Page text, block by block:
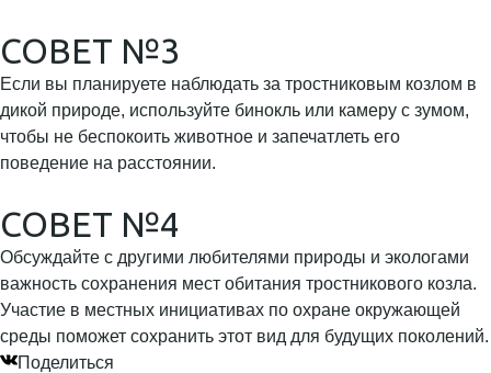
СОВЕТ №3
Если вы планируете наблюдать за тростниковым козлом в
дикой природе, используйте бинокль или камеру с зумом,
чтобы не беспокоить животное и запечатлеть его
поведение на расстоянии.
СОВЕТ №4
Обсуждайте с другими любителями природы и экологами
важность сохранения мест обитания тростникового козла.
Участие в местных инициативах по охране окружающей
среды поможет сохранить этот вид для будущих поколений.
Поделиться